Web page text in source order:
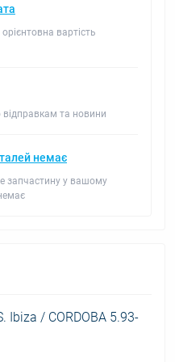
вартість
відправкам та новини
немає
запчастину у вашому
Ibiza / CORDOBA 5.93-